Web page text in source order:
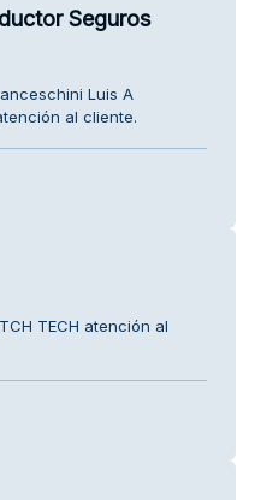
Seguros
Luis A
al cliente.
TECH atención al